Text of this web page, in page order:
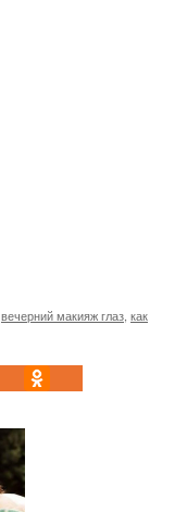
вечерний макияж глаз как